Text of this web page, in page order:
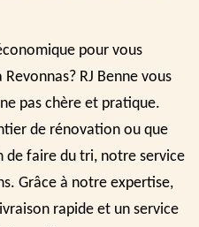
pour vous
RJ Benne vous
pas chère et pratique.
de rénovation ou que
de faire du tri, notre service
Grâce à notre expertise,
rapide et un service